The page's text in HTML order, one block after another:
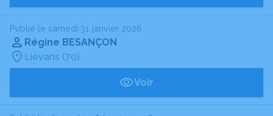
Publié le samedi 31 janvier 2026
Régine BESANÇON
Liévans (70)
Voir